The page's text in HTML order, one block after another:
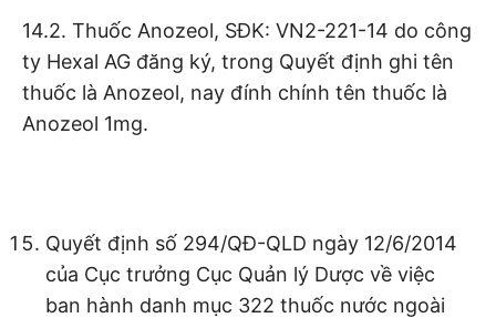
14.2. Thuốc Anozeol, SĐK: VN2-221-14 do công
ty Hexal AG đăng ký, trong Quyết định ghi tên
thuốc là Anozeol, nay đính chính tên thuốc là
Anozeol 1mg.
Quyết định số 294/QĐ-QLD ngày 12/6/2014
của Cục trưởng Cục Quản lý Dược về việc
ban hành danh mục 322 thuốc nước ngoài